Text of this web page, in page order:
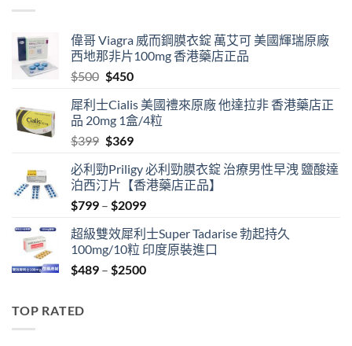
偉哥 Viagra 威而鋼膜衣錠 萬艾可 美國輝瑞原廠
西地那非片100mg 香港藥店正品
$500 Original
was:
$500.
$450Current
is:
$450.
犀利士Cialis 美國禮來原廠 他達拉非 香港藥店正
品 20mg 1盒/4粒
$399 Original
was:
$399.
$369Current
is:
$369.
必利勁Priligy 必利勁膜衣錠 治療男性早洩 鹽酸達
泊西汀片【香港藥店正品】
$799 – $2099Price
$799
through
$2099
超級雙效犀利士Super Tadarise 勃起持久
100mg/10粒 印度原裝進口
$489 – $2500Price
TOP RATED